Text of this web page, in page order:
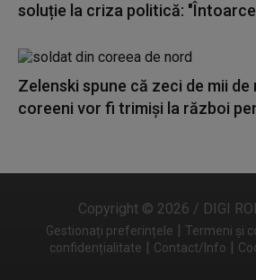
soluție la criza politică:
Zelenski spune că zeci de mii
coreeni vor fi trimiși la război
Copyright © 2026 / DIGI
Gestionați preferințele | Termeni și
confidențialitate | Contact/Info |